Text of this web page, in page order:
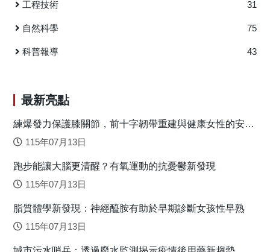
程。我們總共設計了兩個實驗，兩個實驗的情境一致只是語
言素材的層次不同：一個實驗的素材是「詞組」（例如「八
張門票」）；另一個實驗則是「句子」（例如「導遊到售票
亭購買八張門票」）。 實驗結果顯示情境(2)與(3)引發類
（2）也可以推論是有語法處理。然而，當仔細分析腦波的分
布時，會發現這個大範圍的負向波很可能也包含了語意的處
理。這表示，雖然我們在情境（2）使用了沒有語意內涵的分
類詞「個」，在情境（3）甚至沒有使用分類詞，實驗參與者
對應的分類詞，而這個搜尋的歷程同時牽涉了語法與語意的
過程。 這個「語法與語意歷程並存」的發現十分重要，
方向：我們也許不該再去問分類詞到底扮演語法還是語意的
角色，而是該去問為什麼會兩者並存。畢竟華語有上百個分
工程技術 31
自然科學 75
科普報導 43
最新亮點
練爆發力保護膝關節，前十字韌帶重建與健康女性的安全
落地關鍵
115年07月13日
跑步能讓大腦更清醒？有氧運動的抗憂鬱新發現
115年07月13日
脂質體學新發現：神經醯胺有助於早期診斷女孩性早熟
115年07月13日